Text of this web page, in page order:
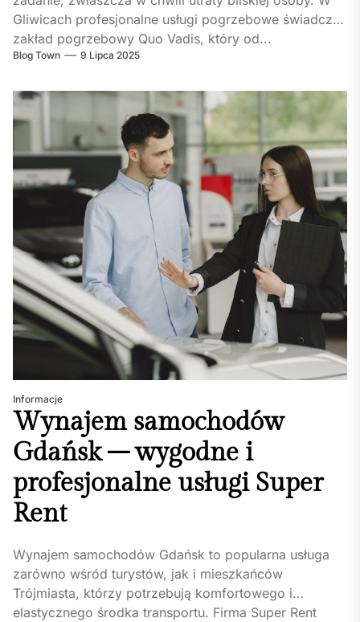
Gliwicach profesjonalne usługi pogrzebowe świadczy
zakład pogrzebowy Quo Vadis, który od...
Blog Town 9 Lipca 2025
Informacje
Wynajem samochodów
Gdańsk – wygodne i
profesjonalne usługi Super
Rent
Wynajem samochodów Gdańsk to popularna usługa
zarówno wśród turystów, jak i mieszkańców
Trójmiasta, którzy potrzebują komfortowego i
elastycznego środka transportu. Firma Super Rent